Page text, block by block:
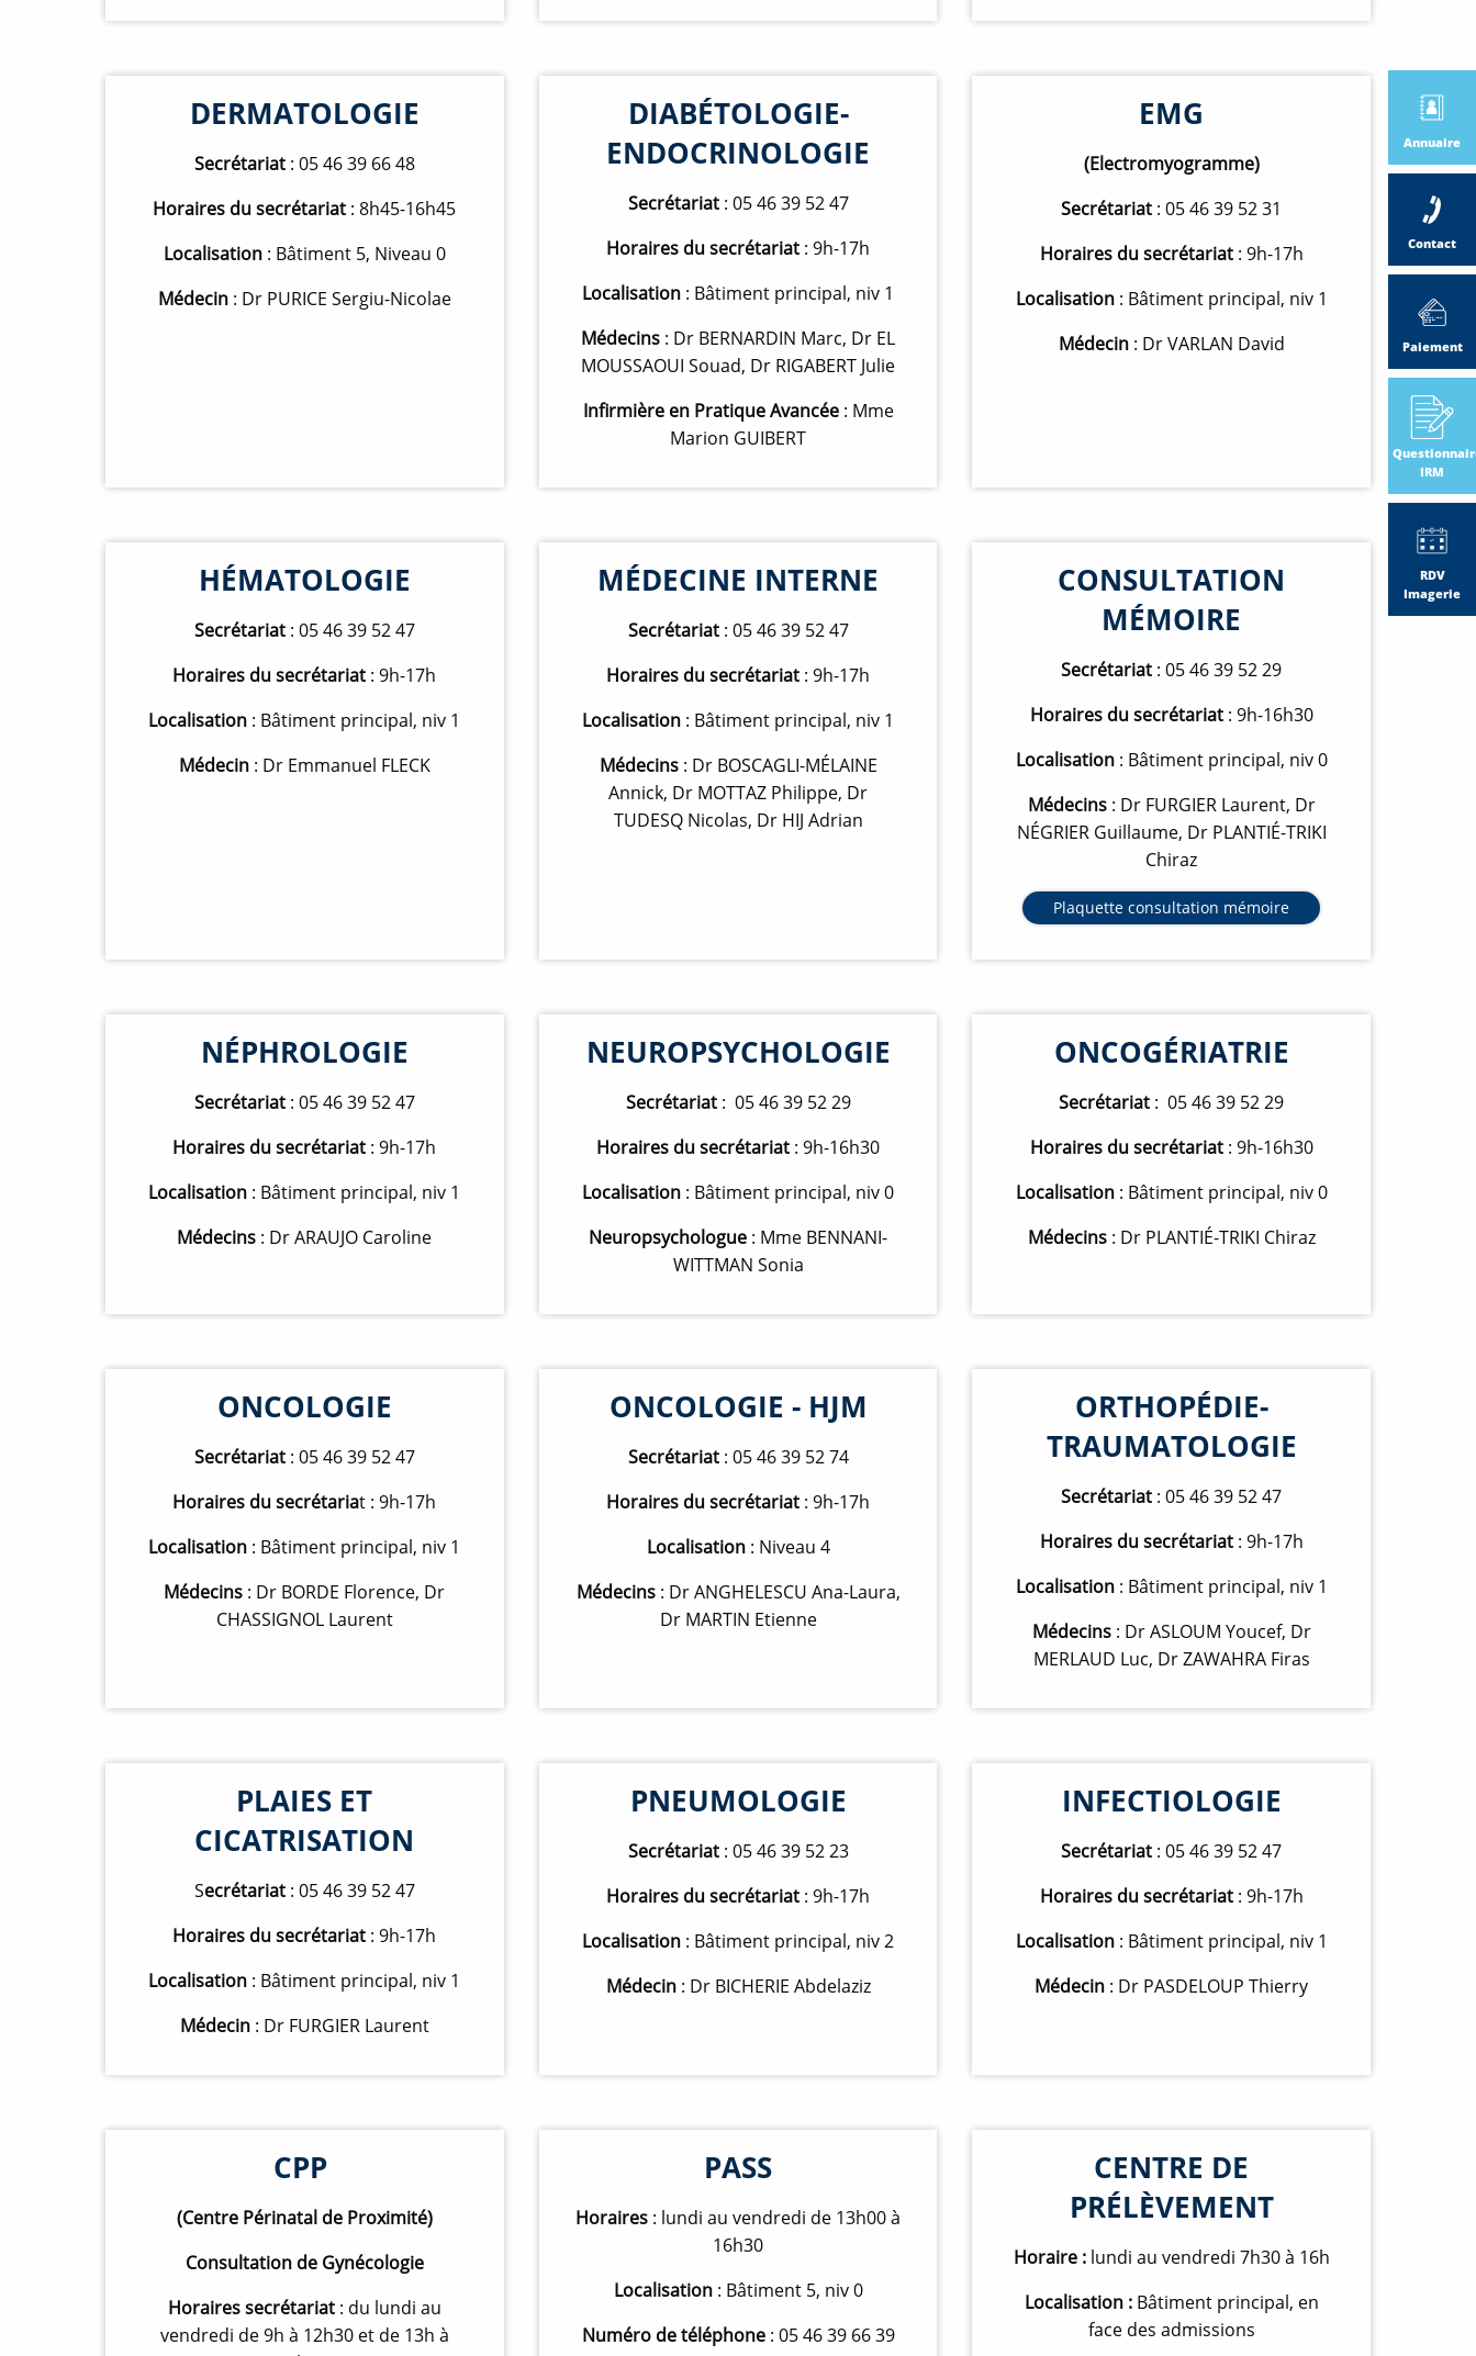
l
e
ê
t
r
e
n
v
l
l
f
e
ê
t
e
r
n
o
u
v
e
l
e
e
n
t
DERMATOLOGIE
Secrétariat : 05 46 39 66 48
Horaires du secrétariat : 8h45-16h45
Localisation: Bâtiment 5, Niveau 0
Médecin: Dr PURICE Sergiu-Nicolae
DIABÉTOLOGIE-
ENDOCRINOLOGIE
Secrétariat: 05 46 39 52 47
Horaires du secrétariat : 9h-17h
Localisation : Bâtiment principal, niv 1
Médecins : Dr BERNARDIN Marc, Dr EL
MOUSSAOUI Souad, Dr RIGABERT Julie
Infirmière en Pratique Avancée : Mme
Marion GUIBERT
EMG
(Electromyogramme)
Secrétariat : 05 46 39 52 31
Horaires du secrétariat : 9h-17h
Localisation: Bâtiment principal, niv 1
Médecin: Dr VARLAN David
HÉMATOLOGIE
Secrétariat: 05 46 39 52 47
Horaires du secrétariat : 9h-17h
Localisation : Bâtiment principal, niv 1
Médecin: Dr Emmanuel FLECK
MÉDECINE INTERNE
Secrétariat: 05 46 39 52 47
Horaires du secrétariat : 9h-17h
Localisation : Bâtiment principal, niv 1
Médecins: Dr BOSCAGLI-MÉLAINE
Annick, Dr MOTTAZ Philippe, Dr
TUDESQ Nicolas, Dr HIJ Adrian
CONSULTATION
MÉMOIRE
Secrétariat : 05 46 39 52 29
Horaires du secrétariat: 9h-16h30
Localisation: Bâtiment principal, niv 0
Médecins: Dr FURGIER Laurent, Dr
NÉGRIER Guillaume, Dr PLANTIÉ-TRIKI
Chiraz
Plaquette consultation mémoire
O
u
e
r
e
n
o
v
e
l
e
e
n
t
NÉPHROLOGIE
Secrétariat: 05 46 39 52 47
Horaires du secrétariat : 9h-17h
Localisation : Bâtiment principal, niv 1
Médecins : Dr ARAUJO Caroline
NEUROPSYCHOLOGIE
Secrétariat: 05 46 39 52 29
Horaires du secrétariat : 9h-16h30
Localisation : Bâtiment principal, niv 0
Neuropsychologue : Mme BENNANI-
WITTMAN Sonia
ONCOGÉRIATRIE
Secrétariat : 05 46 39 52 29
Horaires du secrétariat: 9h-16h30
Localisation : Bâtiment principal, niv 0
Médecins: Dr PLANTIÉ-TRIKI Chiraz
ONCOLOGIE
Secrétariat : 05 46 39 52 47
Horaires du secrétariat : 9h-17h
Localisation : Bâtiment principal, niv 1
Médecins : Dr BORDE Florence, Dr
CHASSIGNOL Laurent
ONCOLOGIE - HJM
Secrétariat: 05 46 39 52 74
Horaires du secrétariat : 9h-17h
Localisation: Niveau 4
Médecins: Dr ANGHELESCU Ana-Laura,
Dr MARTIN Etienne
ORTHOPÉDIE-
TRAUMATOLOGIE
Secrétariat : 05 46 39 52 47
Horaires du secrétariat: 9h-17h
Localisation: Bâtiment principal, niv 1
Médecins: Dr ASLOUM Youcef, Dr
MERLAUD Luc, Dr ZAWAHRA Firas
PLAIES ET
CICATRISATION
Secrétariat: 05 46 39 52 47
Horaires du secrétariat : 9h-17h
Localisation : Bâtiment principal, niv 1
Médecin: Dr FURGIER Laurent
PNEUMOLOGIE
Secrétariat: 05 46 39 52 23
Horaires du secrétariat : 9h-17h
Localisation : Bâtiment principal, niv 2
Médecin: Dr BICHERIE Abdelaziz
INFECTIOLOGIE
Secrétariat : 05 46 39 52 47
Horaires du secrétariat: 9h-17h
Localisation: Bâtiment principal, niv 1
Médecin : Dr PASDELOUP Thierry
CPP
(Centre Périnatal de Proximité)
Consultation de Gynécologie
Horaires secrétariat: du lundi au
vendredi de 9h à 12h30 et de 13h à
PASS
Horaires : lundi au vendredi de 13h00 à
16h30
Localisation: Bâtiment 5, niv 0
Numéro de téléphone: 05 46 39 66 39
CENTRE DE
PRÉLÈVEMENT
Horaire :lundi au vendredi 7h30 à 16h
Localisation :Bâtiment principal, en
face des admissions
Annuaire
Contact
Paiement
IRM
RDV
Imagerie